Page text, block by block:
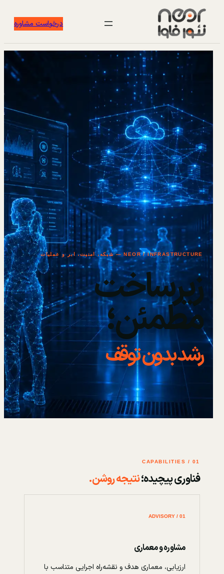
درخواست مشاوره
NEOR / INFRASTRUCTURE — شبکه، امنیت، ابر و عملیات
زیرساخت
مطمئن؛
رشد بدون توقف
01 / CAPABILITIES
فناوری پیچیده؛نتیجه روشن.
01 / ADVISORY
مشاوره و معماری
ارزیابی، معماری هدف و نقشه‌راه اجرایی متناسب با